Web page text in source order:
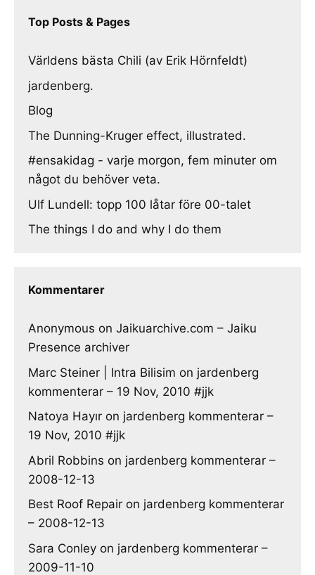
Top Posts & Pages
Världens bästa Chili (av Erik Hörnfeldt)
jardenberg.
Blog
The Dunning-Kruger effect, illustrated.
#ensakidag - varje morgon, fem minuter om
något du behöver veta.
Ulf Lundell: topp 100 låtar före 00-talet
The things I do and why I do them
Kommentarer
Anonymous on Jaikuarchive.com – Jaiku
Presence archiver
Marc Steiner | Intra Bilisim on jardenberg
kommenterar – 19 Nov, 2010 #jjk
Natoya Hayır on jardenberg kommenterar –
19 Nov, 2010 #jjk
Abril Robbins on jardenberg kommenterar –
2008-12-13
Best Roof Repair on jardenberg kommenterar
– 2008-12-13
Sara Conley on jardenberg kommenterar –
2009-11-10